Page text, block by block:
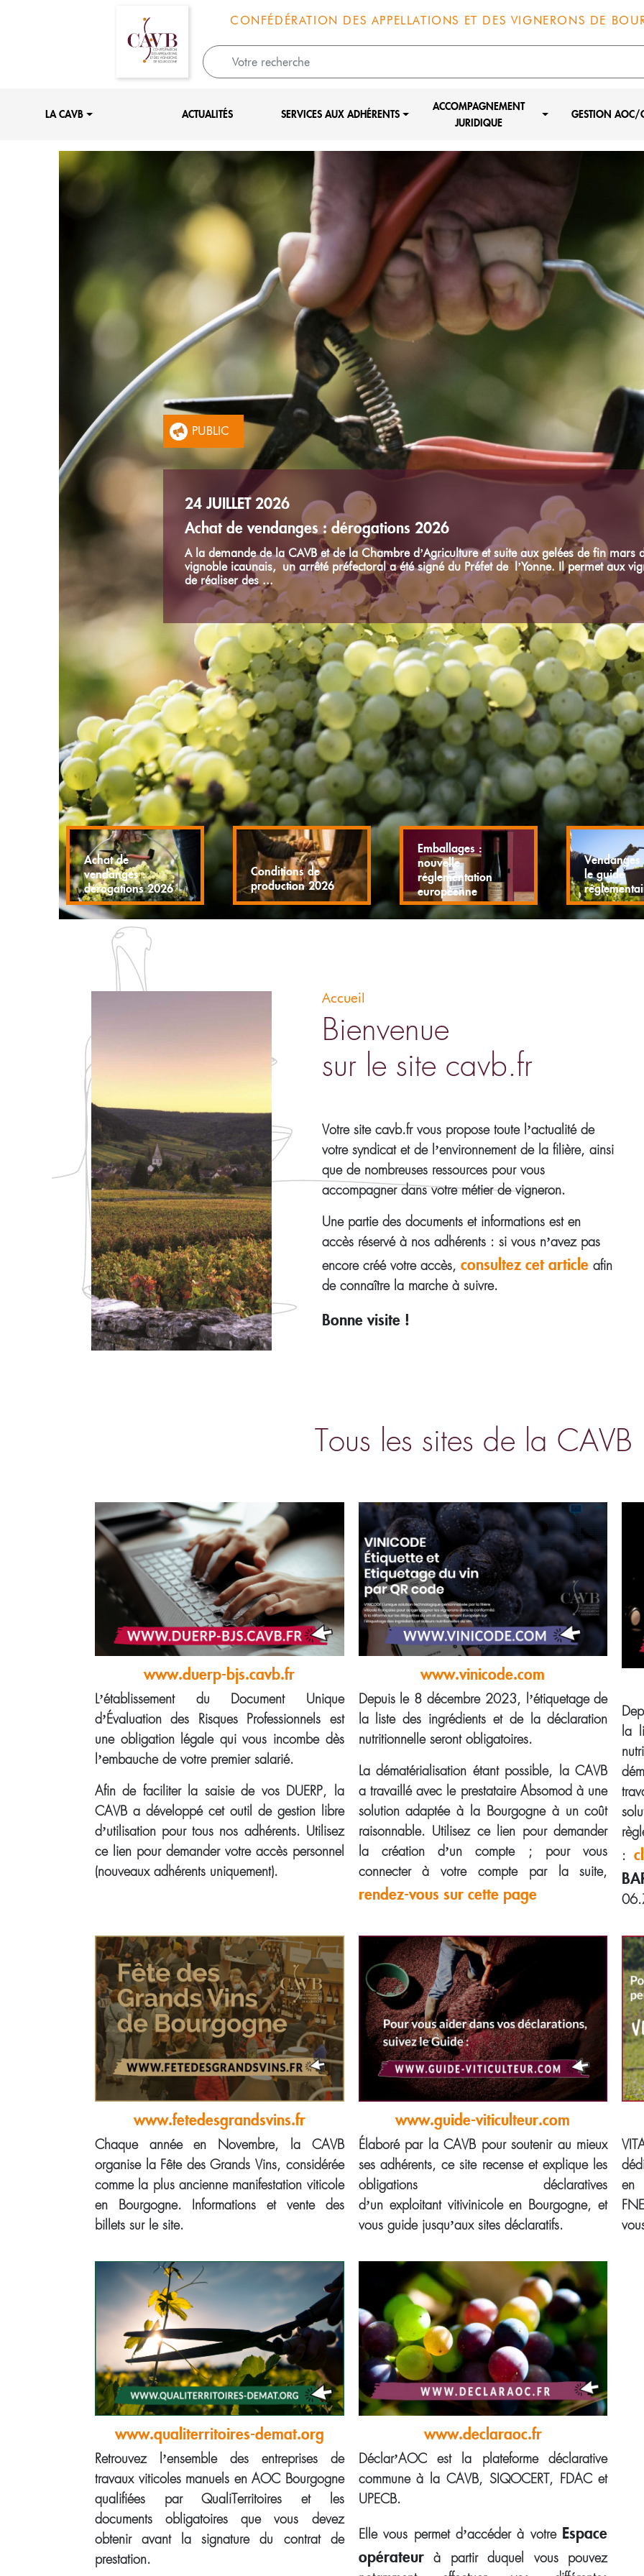
CONFÉDÉRATION DES APPELLATIONS ET DES VIGNERONS DE
LA CAVB ACTUALITÉS SERVICES AUX ADHÉRENTS
ACCOMPAGNEMENT
JURIDIQUE
GESTION AOC/
PUBLIC
24 JUILLET 2026
Achat de vendanges : dérogations 2026
A la demande de la CAVB et de la Chambre d’Agriculture et suite aux gelées de fin mars
vignoble icaunais, un arrêté préfectoral a été signé du Préfet de l’Yonne. Il permet aux
de réaliser des ...
PUBLIC
24 JUILLET 2026
Conditions de production 2026
Le Comité Régional de l’INAO réuni ce 23 juillet a donné un avis favorable aux
retrouverez les conditions de production dans le document ci-après. Consulter les
2026 Enrichissement Les demandes d’enrichissement se feront ...
Achat de
vendanges :
dérogations 2026
Conditions de
production 2026
Emballages :
nouvelle
réglementation
européenne
le guide
Accueil
Bienvenue
sur le site cavb.fr
Votre site cavb.fr vous propose toute l’actualité de
votre syndicat et de l’environnement de la filière, ainsi
que de nombreuses ressources pour vous
accompagner dans votre métier de vigneron.
Une partie des documents et informations est en
accès réservé à nos adhérents : si vous n’avez pas
encore créé votre accès, consultez cet article afin
de connaître la marche à suivre.
Bonne visite !
Tous les sites de la CAVB
www.duerp-bjs.cavb.fr
L’établissement du Document Unique
d’Évaluation des Risques Professionnels est
une obligation légale qui vous incombe dès
l’embauche de votre premier salarié.
Afin de faciliter la saisie de vos DUERP, la
CAVB a développé cet outil de gestion libre
d’utilisation pour tous nos adhérents. Utilisez
ce lien pour demander votre accès personnel
(nouveaux adhérents uniquement).
www.vinicode.com
Depuis le 8 décembre 2023, l’étiquetage de
la liste des ingrédients et de la déclaration
nutritionnelle seront obligatoires.
La dématérialisation étant possible, la CAVB
a travaillé avec le prestataire Absomod à une
solution adaptée à la Bourgogne à un coût
raisonnable. Utilisez ce lien pour demander
la création d’un compte ; pour vous
connecter à votre compte par la suite,
rendez-vous sur cette page
la
:
www.fetedesgrandsvins.fr
Chaque année en Novembre, la CAVB
organise la Fête des Grands Vins, considérée
comme la plus ancienne manifestation viticole
en Bourgogne. Informations et vente des
billets sur le site.
www.guide-viticulteur.com
Élaboré par la CAVB pour soutenir au mieux
ses adhérents, ce site recense et explique les
obligations déclaratives
d’un exploitant vitivinicole en Bourgogne, et
vous guide jusqu’aux sites déclaratifs.
en
www.qualiterritoires-demat.org
Retrouvez l’ensemble des entreprises de
travaux viticoles manuels en AOC Bourgogne
qualifiées par QualiTerritoires et les
documents obligatoires que vous devez
obtenir avant la signature du contrat de
prestation.
www.declaraoc.fr
Déclar’AOC est la plateforme déclarative
commune à la CAVB, SIQOCERT, FDAC et
UPECB.
Elle vous permet d’accéder à votre Espace
opérateurà partir duquel vous pouvez